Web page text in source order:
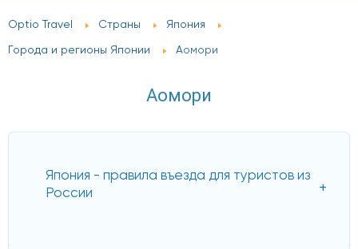
Optio Travel Страны Япония
Города и регионы Японии Аомори
Аомори
Япония - правила въезда для туристов из
России